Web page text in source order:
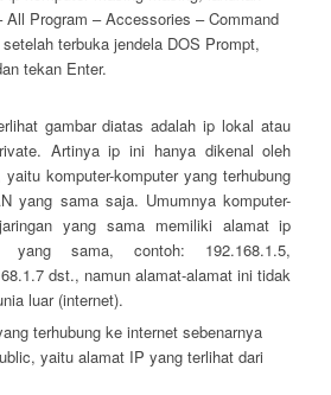
Program – Accessories – Command
terbuka jendela DOS Prompt,
tekan Enter.
gambar diatas adalah ip lokal atau
Artinya ip ini hanya dikenal oleh
komputer-komputer yang terhubung
yang sama saja. Umumnya komputer-
yang sama memiliki alamat ip
yang sama, contoh: 192.168.1.5,
dst., namun alamat-alamat ini tidak
luar (internet).
terhubung ke internet sebenarnya
yaitu alamat IP yang terlihat dari